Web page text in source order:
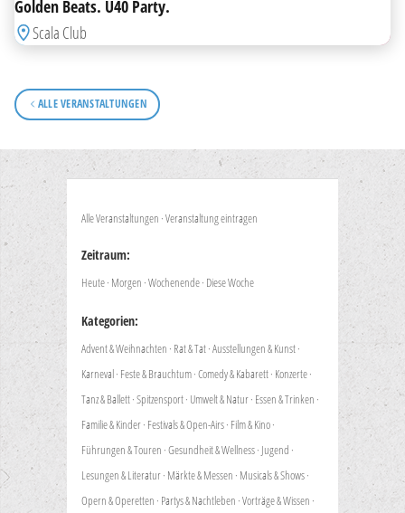
Golden Beats. Ü40 Party.
Scala Club
ALLE VERANSTALTUNGEN
Alle Veranstaltungen ·Veranstaltung eintragen
Zeitraum:
Heute· Morgen ·Wochenende· Diese Woche
Kategorien:
Advent & Weihnachten · Rat & Tat·Ausstellungen & Kunst·
Karneval· Feste & Brauchtum·Comedy & Kabarett· Konzerte·
Tanz & Ballett·Spitzensport· Umwelt & Natur· Essen & Trinken ·
Familie & Kinder· Festivals & Open-Airs· Film & Kino·
Führungen & Touren ·Gesundheit & Wellness· Jugend ·
Lesungen & Literatur· Märkte & Messen · Musicals & Shows·
Opern & Operetten · Partys & Nachtleben ·Vorträge & Wissen ·